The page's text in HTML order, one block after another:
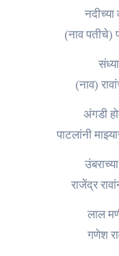
नदीच्या
(नाव पतीचे)
(नाव)
अंगडी
पाटलांनी
राजेंद्र
लाल
गणेश